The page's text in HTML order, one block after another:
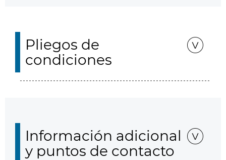
Pliegos de
condiciones
Información adicional
y puntos de contacto